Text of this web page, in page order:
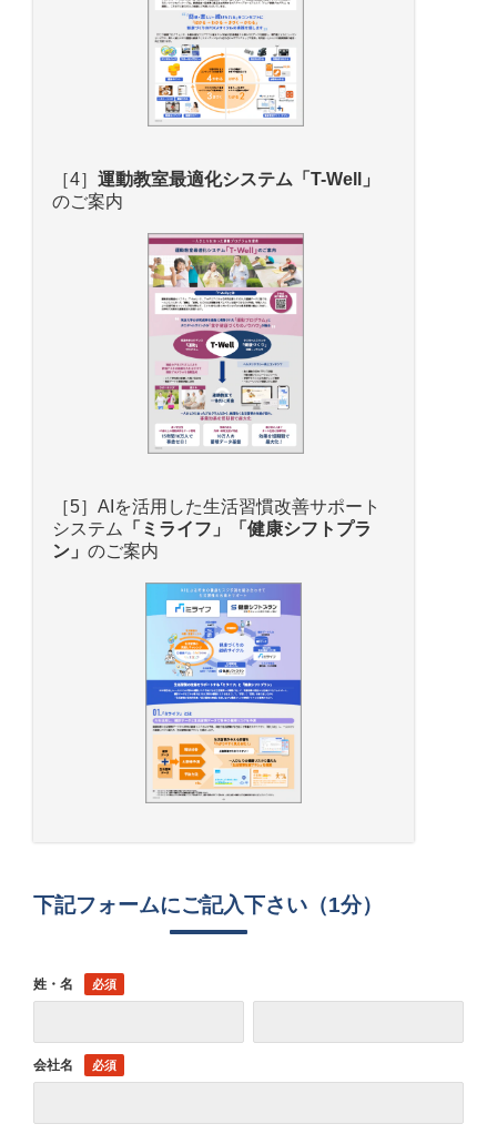
［4］ 運動教室最適化システム「T-Well」
のご案内
［5］AIを活用した生活習慣改善サポート
システム
「ミライフ」「健康シフトプラ
ン」 のご案内
下記フォームにご記入下さい（1分）
姓・名
会社名